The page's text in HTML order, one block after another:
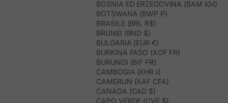
cinture da donna di Polín et Moi è pensata per
adattarsi a ogni occasione e stile. Dalle cinture eleganti da donna
per eventi formali, alle cinture originali e moderne che donano un
tocco unico, ogni pezzo riflette la qualità e la cura nei dettagli che
caratterizzano il marchio.
Realizzate con materiali di alta qualità, come lapelle naturale
design innovativi, le nostre cinture sono l’accessorio ideale per
rinnovare il tuo guardaroba questa stagione.
cinture da donnae trova quella perfetta
per completare i tuoi look con stile e originalità!
BOSNIA ED ERZEGOVINA (BAM КМ)
BOTSWANA (BWP P)
BRASILE (BRL R$)
BRUNEI (BND $)
BULGARIA (EUR €)
BURKINA FASO (XOF FR)
BURUNDI (BIF FR)
CAMBOGIA (KHR ៛)
CAMERUN (XAF CFA)
CANADA (CAD $)
CAPO VERDE (CVE $)